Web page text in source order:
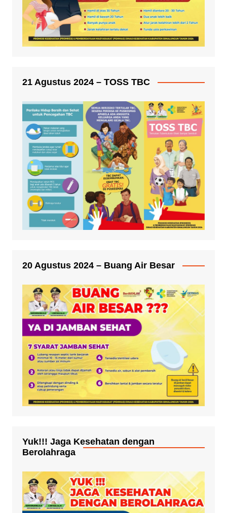
21 Agustus 2024 – TOSS TBC
20 Agustus 2024 – Buang Air Besar
Yuk!!! Jaga Kesehatan dengan
Berolahraga